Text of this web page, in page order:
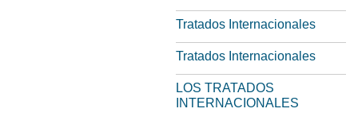
Tratados Internacionales
Tratados Internacionales
LOS TRATADOS
INTERNACIONALES